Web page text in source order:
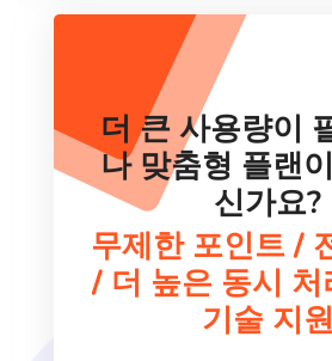
더 큰 사용량이
나 맞춤형 플랜
신가요?
무제한 포인트 /
/ 더 높은 동시 처
기술 지원